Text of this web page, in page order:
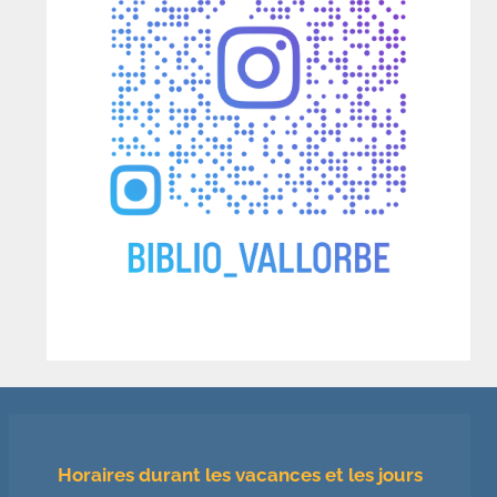
Horaires durant les vacances et les jours